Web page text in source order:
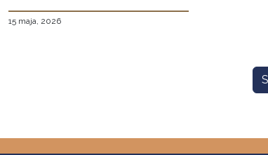
15 maja, 2026